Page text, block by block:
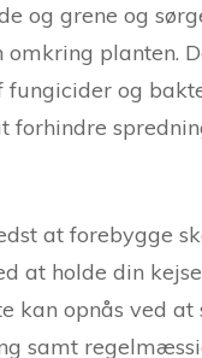
og grene og
planten.
fungicider og
forhindre
at forebygge
at holde din
kan opnås ved at
samt